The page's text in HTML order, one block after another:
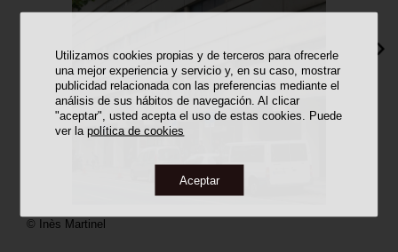
Utilizamos cookies propias y de terceros para ofrecerle
una mejor experiencia y servicio y, en su caso, mostrar
publicidad relacionada con las preferencias mediante el
análisis de sus hábitos de navegación. Al clicar
"aceptar", usted acepta el uso de estas cookies. Puede
ver lapolítica de cookies
Aceptar
© Inès Martinel